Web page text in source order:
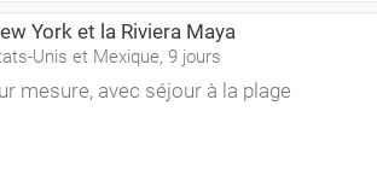
York et la Riviera Maya
Unis et Mexique, 9 jours
mesure, avec séjour à la plage